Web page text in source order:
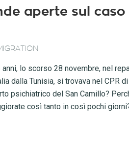
aperte sul
lo scorso 28 novembre, nel
dalla Tunisia, si trovava nel CPR
psichiatrico del San Camillo?
così tanto in così pochi